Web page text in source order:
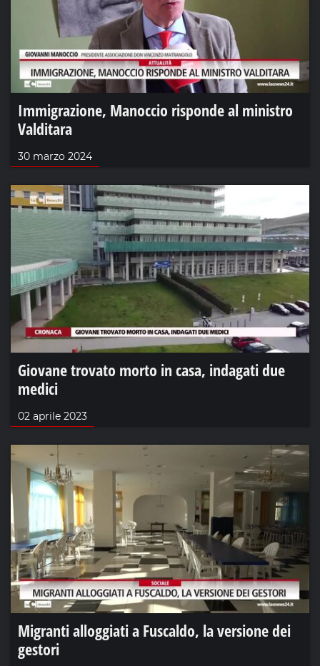
Immigrazione, Manoccio risponde al ministro
Valditara
30 marzo 2024
Giovane trovato morto in casa, indagati due
medici
02 aprile 2023
Migranti alloggiati a Fuscaldo, la versione dei
gestori